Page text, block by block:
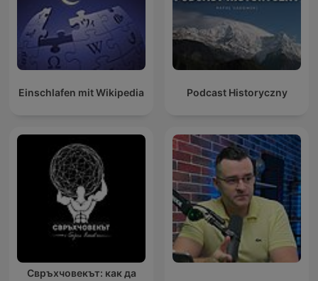
Einschlafen mit Wikipedia Podcast Historyczny
Свръхчовекът: как да